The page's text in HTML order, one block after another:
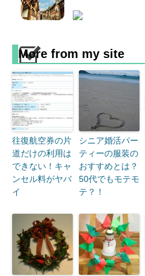
More from my site
往復航空券の片
道だけの利用は
できない！キャ
ンセル料がヤバ
イ
シニア婚活パー
ティーの服装の
おすすめとは？
50代でもモテモ
テ？！